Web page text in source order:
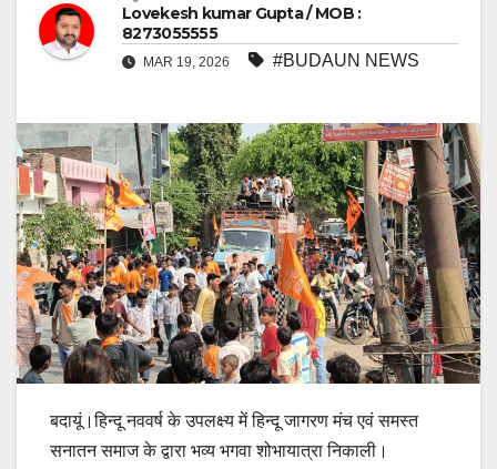
Lovekesh kumar Gupta / MOB :
8273055555
MAR 19, 2026 #BUDAUN NEWS
बदायूं।हिन्दू नववर्ष के उपलक्ष्य में हिन्दू जागरण मंच एवं समस्त
सनातन समाज के द्वारा भव्य भगवा शोभायात्रा निकाली।